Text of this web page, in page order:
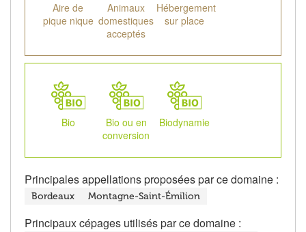
Aire de
pique nique
Animaux
domestiques
acceptés
Hébergement
sur place
Bio
Bio ou en
conversion
Biodynamie
Principales appellations proposées par ce domaine :
Bordeaux Montagne-Saint-Émilion
Principaux cépages utilisés par ce domaine :